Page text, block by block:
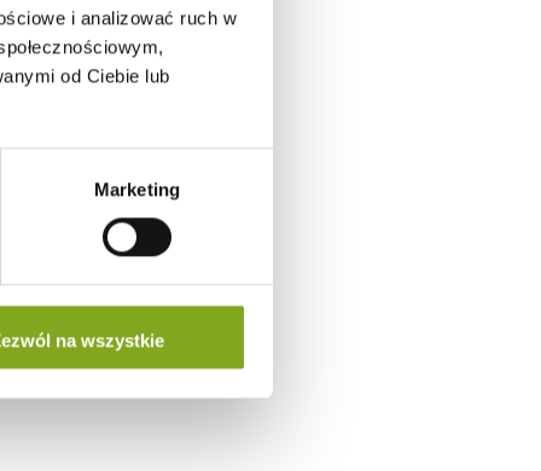
i analizować ruch w
od Ciebie lub
Marketing
na wszystkie